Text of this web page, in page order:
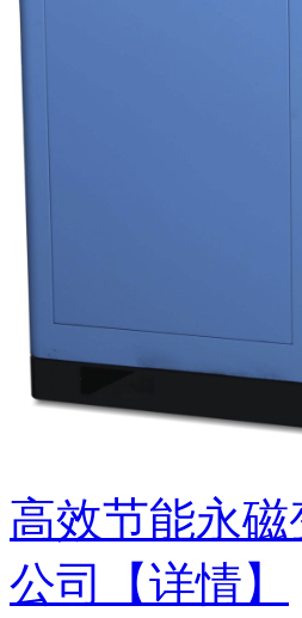
高效节能永
公司
【详情】